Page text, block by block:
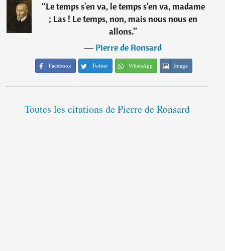
“Le temps s'en va, le temps s'en va, madame
; Las ! Le temps, non, mais nous nous en
allons.”
―Pierre de Ronsard
Facebook Twitter WhatsApp Image
Toutes les citations de Pierre de Ronsard